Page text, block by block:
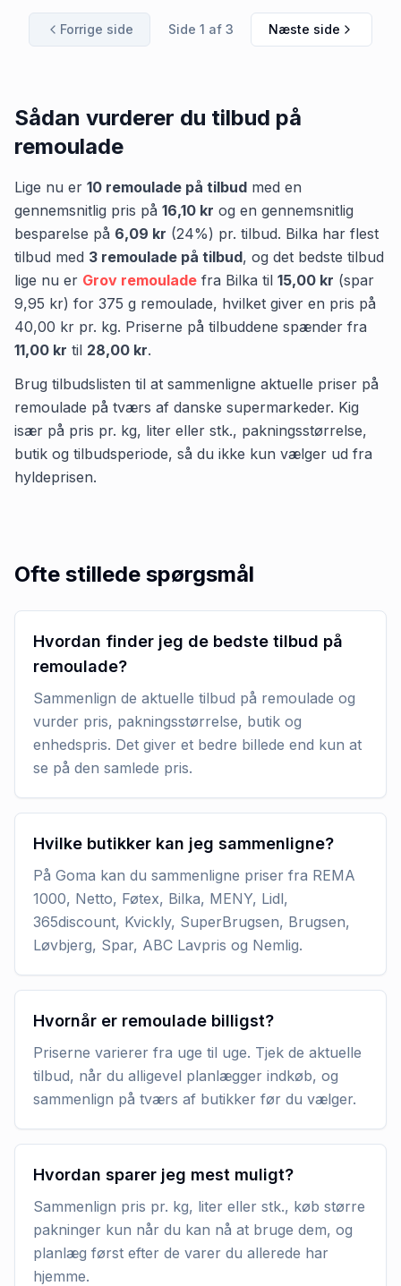
Forrige side Side 1 af 3 Næste side
Sådan vurderer du tilbud på
remoulade
Lige nu er 10 remoulade på tilbud med en
gennemsnitlig pris på 16,10 kr og en gennemsnitlig
besparelse på 6,09 kr (24%) pr. tilbud. Bilka har flest
tilbud med 3 remoulade på tilbud, og det bedste tilbud
lige nu er Grov remoulade fra Bilka til 15,00 kr (spar
9,95 kr) for 375 g remoulade, hvilket giver en pris på
40,00 kr pr. kg. Priserne på tilbuddene spænder fra
11,00 kr til 28,00 kr.
Brug tilbudslisten til at sammenligne aktuelle priser på
remoulade på tværs af danske supermarkeder. Kig
især på pris pr. kg, liter eller stk., pakningsstørrelse,
butik og tilbudsperiode, så du ikke kun vælger ud fra
hyldeprisen.
Ofte stillede spørgsmål
Hvordan finder jeg de bedste tilbud på
remoulade?
Sammenlign de aktuelle tilbud på remoulade og
vurder pris, pakningsstørrelse, butik og
enhedspris. Det giver et bedre billede end kun at
se på den samlede pris.
Hvilke butikker kan jeg sammenligne?
På Goma kan du sammenligne priser fra REMA
1000, Netto, Føtex, Bilka, MENY, Lidl,
365discount, Kvickly, SuperBrugsen, Brugsen,
Løvbjerg, Spar, ABC Lavpris og Nemlig.
Hvornår er remoulade billigst?
Priserne varierer fra uge til uge. Tjek de aktuelle
tilbud, når du alligevel planlægger indkøb, og
sammenlign på tværs af butikker før du vælger.
Hvordan sparer jeg mest muligt?
Sammenlign pris pr. kg, liter eller stk., køb større
pakninger kun når du kan nå at bruge dem, og
planlæg først efter de varer du allerede har
hjemme.